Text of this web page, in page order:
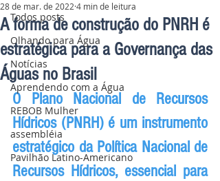
Todos posts
Olhando para Água
Notícias
Aprendendo com a Água
REBOB Mulher
assembléia
Pavilhão Latino-Americano
A forma de construção do PNRH é
estratégica para a Governança das
Águas no Brasil
28 de mar. de 2022 4 min de leitura
O Plano Nacional de Recursos
Hídricos (PNRH) é um instrumento
estratégico da Política Nacional de
Recursos Hídricos, essencial para